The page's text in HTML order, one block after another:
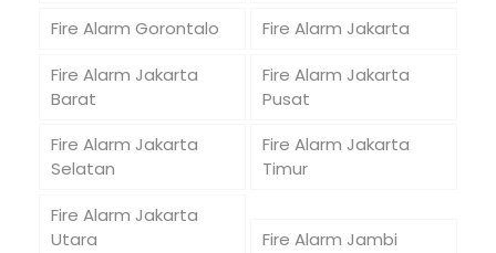
Fire Alarm Gorontalo
Fire Alarm Jakarta
Fire Alarm Jakarta
Barat
Fire Alarm Jakarta
Pusat
Fire Alarm Jakarta
Selatan
Fire Alarm Jakarta
Timur
Fire Alarm Jakarta
Utara
Fire Alarm Jambi